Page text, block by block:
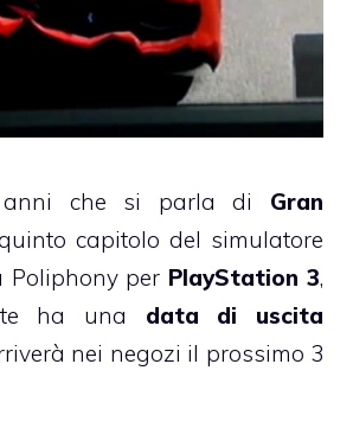
anni che si parla di Gran
capitolo del simulatore
per PlayStation 3,
ha una data di uscita
nei negozi il prossimo 3